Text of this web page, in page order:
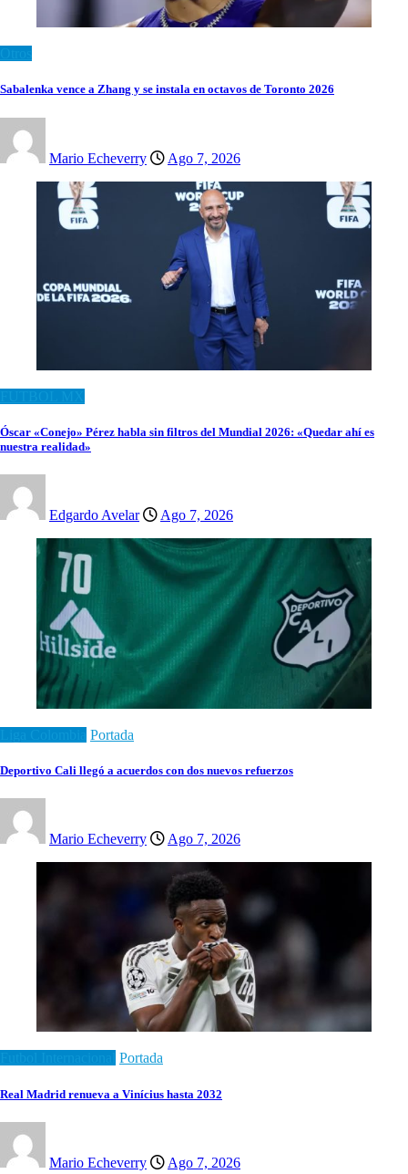
Sabalenka vence a Zhang y se instala en octavos de Toronto 2026
Mario Echeverry Ago 7, 2026
Óscar «Conejo» Pérez habla sin filtros del Mundial 2026: «Quedar ahí es
nuestra realidad»
Edgardo Avelar Ago 7, 2026
Portada
Deportivo Cali llegó a acuerdos con dos nuevos refuerzos
Mario Echeverry Ago 7, 2026
Portada
Real Madrid renueva a Vinícius hasta 2032
Mario Echeverry Ago 7, 2026